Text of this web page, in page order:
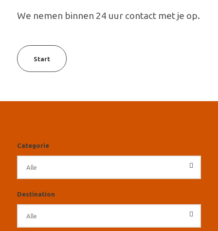
We nemen binnen 24 uur contact met je op.
Start
Categorie
Destination